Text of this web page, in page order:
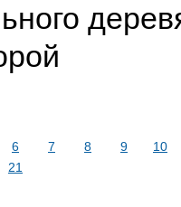
6 7 8 9
10
21